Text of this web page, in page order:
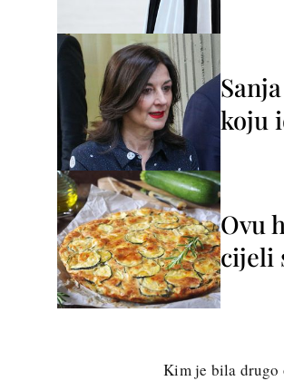
koju
Ovu
cijeli
Kim je bila drugo